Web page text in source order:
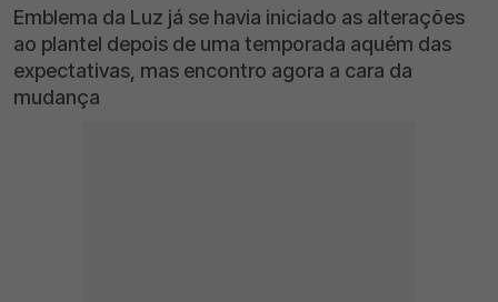
Emblema da Luz já se havia iniciado as alterações
ao plantel depois de uma temporada aquém das
expectativas, mas encontro agora a cara da
mudança